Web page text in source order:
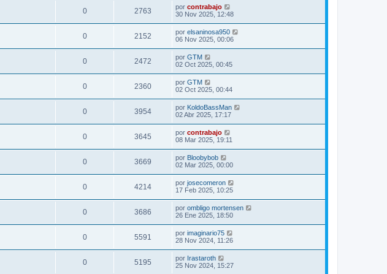
0 2763 por contrabajo
30 Nov 2025, 12:48
0 2152 por elsaninosa950
06 Nov 2025, 00:06
0 2472 por GTM
02 Oct 2025, 00:45
0 2360 por GTM
02 Oct 2025, 00:44
0 3954 por KoldoBassMan
02 Abr 2025, 17:17
0 3645 por contrabajo
08 Mar 2025, 19:11
0 3669 por Bloobybob
02 Mar 2025, 00:00
0 4214 por josecomeron
17 Feb 2025, 10:25
0 3686 por ombligo mortensen
26 Ene 2025, 18:50
0 5591 por imaginario75
28 Nov 2024, 11:26
0 5195 por Irastaroth
25 Nov 2024, 15:27